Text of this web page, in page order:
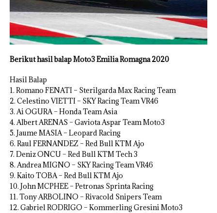
Berikut hasil balap Moto3 Emilia Romagna 2020
Hasil Balap
1. Romano FENATI – Sterilgarda Max Racing Team
2. Celestino VIETTI – SKY Racing Team VR46
3. Ai OGURA – Honda Team Asia
4. Albert ARENAS – Gaviota Aspar Team Moto3
5. Jaume MASIA – Leopard Racing
6. Raul FERNANDEZ – Red Bull KTM Ajo
7. Deniz ONCU – Red Bull KTM Tech 3
8. Andrea MIGNO – SKY Racing Team VR46
9. Kaito TOBA – Red Bull KTM Ajo
10. John MCPHEE – Petronas Sprinta Racing
11. Tony ARBOLINO – Rivacold Snipers Team
12. Gabriel RODRIGO – Kommerling Gresini Moto3